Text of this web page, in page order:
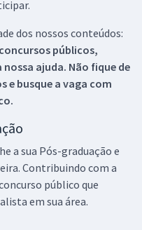
dos nossos conteúdos:
concursos públicos,
nossa ajuda. Não fique de
e busque a vaga com
a sua Pós-graduação e
Contribuindo com a
público que
em sua área.